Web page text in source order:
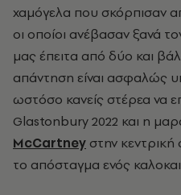
χαμόγελα που σκόρπισαν
οι οποίοι ανέβασαν ξανά
μας έπειτα από δύο και
απάντηση είναι ασφαλώς
ωστόσο κανείς στέρεα να
Glastonbury 2022 και η
McCartney στην
το απόσταγμα ενός